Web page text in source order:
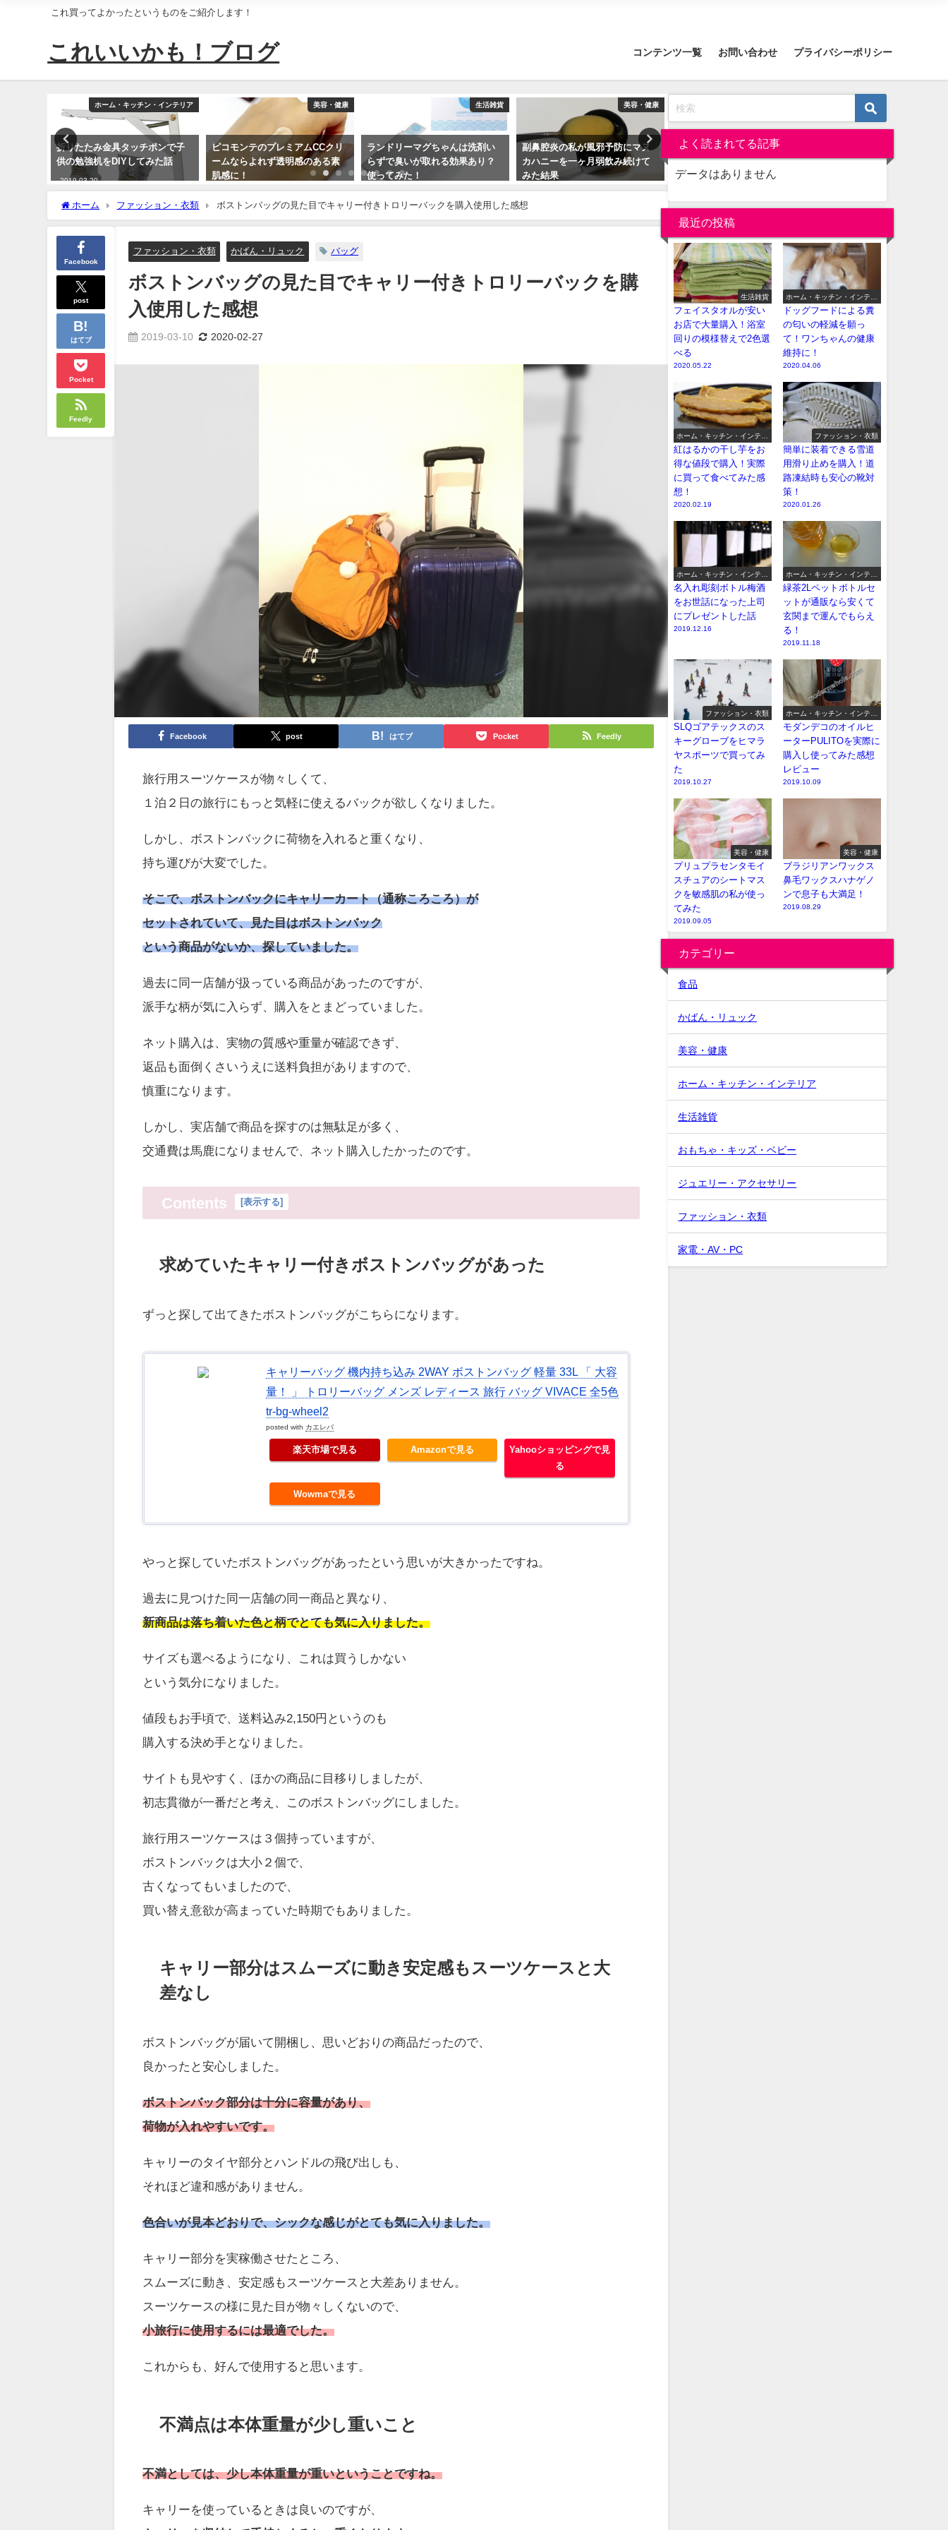
これ買ってよかったというものをご紹介します！
これいいかも！ブログ コンテンツ一覧 お問い合わせ プライバシーポリシー
ホーム・キッチン・インテリア
折りたたみ金具タッチポンで子
供の勉強机をDIYしてみた話
2019-03-20
美容・健康
ピコモンテのプレミアムCCクリ
ームならよれず透明感のある素
肌感に！
生活雑貨
ランドリーマグちゃんは洗剤い
らずで臭いが取れる効果あり？
使ってみた！
美容・健康
副鼻腔炎の私が風邪予防にマヌ
カハニーを一ヶ月弱飲み続けて
みた結果
ピーリングビーンはいちご鼻や
ニキビに効果あり？コーヒーの
いい香り！
ホーム・キッチン・イ
をいろいろなものに使って
ホーム ファッション・衣類 ボストンバッグの見た目でキャリー付きトロリーバックを購入使用した感想
Facebook
post
はてブ
Pocket
Feedly
ファッション・衣類 かばん・リュック バッグ
ボストンバッグの見た目でキャリー付きトロリーバックを購
入使用した感想
2019-03-10 2020-02-27
Facebook post はてブ Pocket Feedly
旅行用スーツケースが物々しくて、
１泊２日の旅行にもっと気軽に使えるバックが欲しくなりました。
しかし、ボストンバックに荷物を入れると重くなり、
持ち運びが大変でした。
そこで、ボストンバックにキャリーカート（通称ころころ）が
セットされていて、見た目はボストンバック
という商品がないか、探していました。
過去に同一店舗が扱っている商品があったのですが、
派手な柄が気に入らず、購入をとまどっていました。
ネット購入は、実物の質感や重量が確認できず、
返品も面倒くさいうえに送料負担がありますので、
慎重になります。
しかし、実店舗で商品を探すのは無駄足が多く、
交通費は馬鹿になりませんで、ネット購入したかったのです。
Contents [表示する]
求めていたキャリー付きボストンバッグがあった
ずっと探して出てきたボストンバッグがこちらになります。
キャリーバッグ 機内持ち込み 2WAY ボストンバッグ 軽量 33L 「 大容
量！ 」 トロリーバッグ メンズ レディース 旅行 バッグ VIVACE 全5色
tr-bg-wheel2
posted with カエレバ
楽天市場で見る Amazonで見る
Yahooショッピングで見
る
Wowmaで見る
やっと探していたボストンバッグがあったという思いが大きかったですね。
過去に見つけた同一店舗の同一商品と異なり、
新商品は落ち着いた色と柄でとても気に入りました。
サイズも選べるようになり、これは買うしかない
という気分になりました。
値段もお手頃で、送料込み2,150円というのも
購入する決め手となりました。
サイトも見やすく、ほかの商品に目移りしましたが、
初志貫徹が一番だと考え、このボストンバッグにしました。
旅行用スーツケースは３個持っていますが、
ボストンバックは大小２個で、
古くなってもいましたので、
買い替え意欲が高まっていた時期でもありました。
キャリー部分はスムーズに動き安定感もスーツケースと大
差なし
ボストンバッグが届いて開梱し、思いどおりの商品だったので、
良かったと安心しました。
ボストンバック部分は十分に容量があり、
荷物が入れやすいです。
キャリーのタイヤ部分とハンドルの飛び出しも、
それほど違和感がありません。
色合いが見本どおりで、シックな感じがとても気に入りました。
キャリー部分を実稼働させたところ、
スムーズに動き、安定感もスーツケースと大差ありません。
スーツケースの様に見た目が物々しくないので、
小旅行に使用するには最適でした。
これからも、好んで使用すると思います。
不満点は本体重量が少し重いこと
不満としては、少し本体重量が重いということですね。
キャリーを使っているときは良いのですが、
よく読まれてる記事
データはありません
最近の投稿
生活雑貨
フェイスタオルが安い
お店で大量購入！浴室
回りの模様替えで2色選
べる
2020.05.22
ホーム・キッチン・インテリ
ア
ドッグフードによる糞
の匂いの軽減を願っ
て！ワンちゃんの健康
維持に！
2020.04.06
ホーム・キッチン・インテリ
ア
紅はるかの干し芋をお
得な値段で購入！実際
に買って食べてみた感
想！
2020.02.19
ファッション・衣類
簡単に装着できる雪道
用滑り止めを購入！道
路凍結時も安心の靴対
策！
2020.01.26
ホーム・キッチン・インテリ
ア
名入れ彫刻ボトル梅酒
をお世話になった上司
にプレゼントした話
2019.12.16
ホーム・キッチン・インテリ
ア
緑茶2Lペットボトルセ
ットが通販なら安くて
玄関まで運んでもらえ
る！
2019.11.18
ファッション・衣類
SLQゴアテックスのス
キーグローブをヒマラ
ヤスポーツで買ってみ
た
2019.10.27
ホーム・キッチン・インテリ
ア
モダンデコのオイルヒ
ーターPULITOを実際に
購入し使ってみた感想
レビュー
2019.10.09
美容・健康
プリュプラセンタモイ
スチュアのシートマス
クを敏感肌の私が使っ
てみた
2019.09.05
美容・健康
ブラジリアンワックス
鼻毛ワックスハナゲノ
ンで息子も大満足！
2019.08.29
カテゴリー
食品
かばん・リュック
美容・健康
ホーム・キッチン・インテリア
生活雑貨
おもちゃ・キッズ・ベビー
ジュエリー・アクセサリー
ファッション・衣類
家電・AV・PC